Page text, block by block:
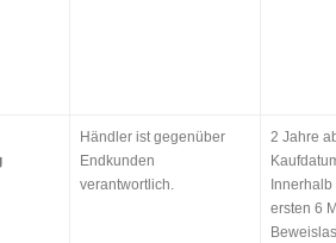
Händler ist gegenüber
Endkunden
verantwortlich.
2 Jahre
Innerhalb
ersten 6